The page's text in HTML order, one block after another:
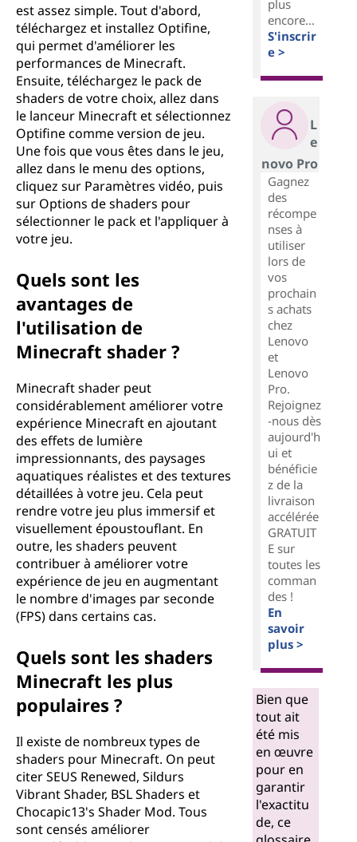
est assez simple. Tout d'abord,
téléchargez et installez Optifine,
qui permet d'améliorer les
performances de Minecraft.
Ensuite, téléchargez le pack de
shaders de votre choix, allez dans
le lanceur Minecraft et sélectionnez
Optifine comme version de jeu.
Une fois que vous êtes dans le jeu,
allez dans le menu des options,
cliquez sur Paramètres vidéo, puis
sur Options de shaders pour
sélectionner le pack et l'appliquer à
votre jeu.
Quels sont les
avantages de
l'utilisation de
Minecraft shader ?
Minecraft shader peut
considérablement améliorer votre
expérience Minecraft en ajoutant
des effets de lumière
impressionnants, des paysages
aquatiques réalistes et des textures
détaillées à votre jeu. Cela peut
rendre votre jeu plus immersif et
visuellement époustouflant. En
outre, les shaders peuvent
contribuer à améliorer votre
expérience de jeu en augmentant
le nombre d'images par seconde
(FPS) dans certains cas.
Quels sont les shaders
Minecraft les plus
populaires ?
Il existe de nombreux types de
shaders pour Minecraft. On peut
citer SEUS Renewed, Sildurs
Vibrant Shader, BSL Shaders et
Chocapic13's Shader Mod. Tous
sont censés améliorer
plus
encore...
S'inscrir
e >
L
e
novo Pro
Gagnez
des
récompe
nses à
utiliser
lors de
vos
prochain
s achats
chez
Lenovo
et
Lenovo
Pro.
Rejoignez
-nous dès
aujourd'h
ui et
bénéficie
z de la
livraison
accélérée
GRATUIT
E sur
toutes les
comman
des !
En
savoir
plus >
Bien que
tout ait
été mis
en œuvre
pour en
garantir
l'exactitu
de, ce